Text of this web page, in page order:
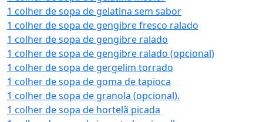
1 colher de sopa de gelatina sem sabor
1 colher de sopa de gengibre fresco ralado
1 colher de sopa de gengibre ralado
1 colher de sopa de gengibre ralado (opcional)
1 colher de sopa de gergelim torrado
1 colher de sopa de goma de tapioca
1 colher de sopa de granola (opcional).
1 colher de sopa de hortelã picada